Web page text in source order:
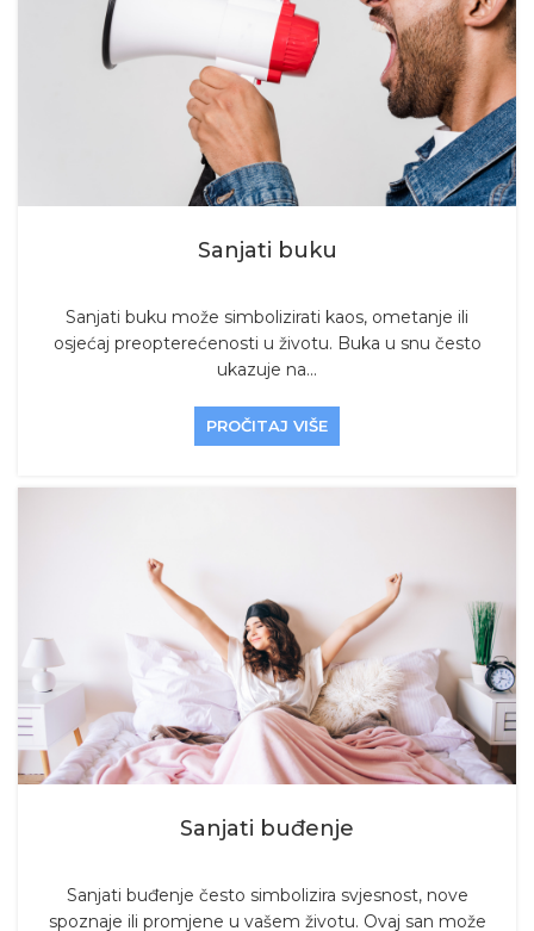
Sanjati buku
Sanjati buku može simbolizirati kaos, ometanje ili
osjećaj preopterećenosti u životu. Buka u snu često
ukazuje na...
PROČITAJ VIŠE
Sanjati buđenje
Sanjati buđenje često simbolizira svjesnost, nove
spoznaje ili promjene u vašem životu. Ovaj san može